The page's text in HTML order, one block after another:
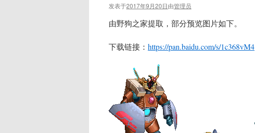
发表于2017年9月20日由管理员
由野狗之家提取，部分预览图片如下。
下载链接： https://pan.baidu.com/s/1c368vM4